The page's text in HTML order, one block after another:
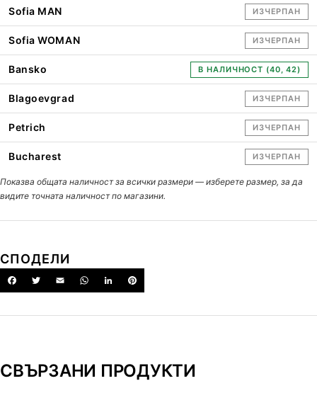
Sofia MAN ИЗЧЕРПАН
Sofia WOMAN ИЗЧЕРПАН
Bansko В НАЛИЧНОСТ (40, 42)
Blagoevgrad ИЗЧЕРПАН
Petrich ИЗЧЕРПАН
Bucharest ИЗЧЕРПАН
Показва общата наличност за всички размери — изберете размер, за да
видите точната наличност по магазини.
СПОДЕЛИ
СВЪРЗАНИ ПРОДУКТИ